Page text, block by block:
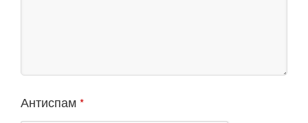
Антиспам *